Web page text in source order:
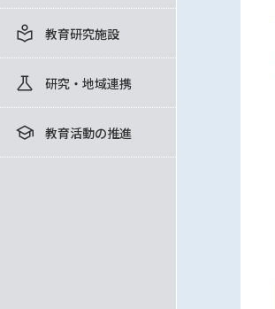
教育研究施設
研究・地域連携
教育活動の推進